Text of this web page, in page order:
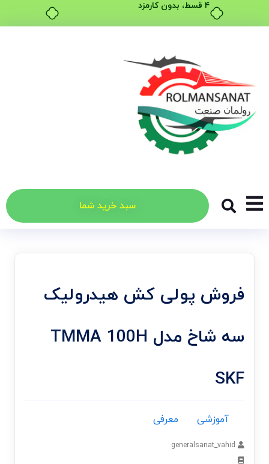
۴ قسط، بدون کارمزد
سبد خرید شما
فروش پولی کش هیدرولیک
سه شاخ مدل TMMA 100H
SKF
آموزشی معرفی